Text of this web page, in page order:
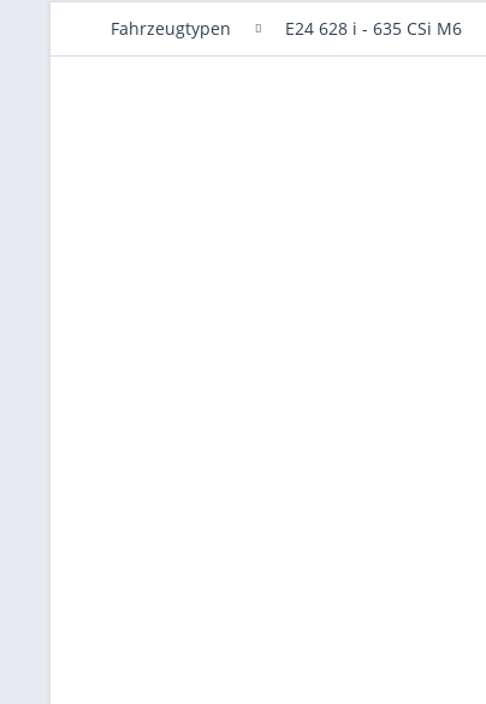
Fahrzeugtypen E24 628 i - 635 CSi M6